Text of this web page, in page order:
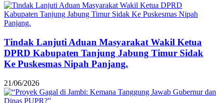
Tindak Lanjuti Aduan Masyarakat Wakil Ketua
DPRD Kabupaten Tanjung Jabung Timur Sidak
Ke Puskesmas Nipah Panjang.
21/06/2026